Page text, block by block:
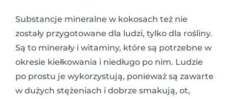
Substancje mineralne w kokosach też nie
zostały przygotowane dla ludzi, tylko dla rośliny.
Są to minerały i witaminy, które są potrzebne w
okresie kiełkowania i niedługo po nim. Ludzie
po prostu je wykorzystują, ponieważ są zawarte
w dużych stężeniach i dobrze smakują, ot,